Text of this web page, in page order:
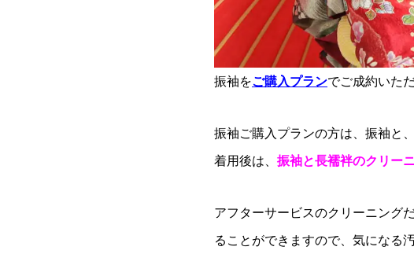
振袖をご購入プランでご成約いた
振袖ご購入プランの方は、振袖と
着用後は、 振袖と長襦袢のクリー
アフターサービスのクリーニング
ることができますので、気になる